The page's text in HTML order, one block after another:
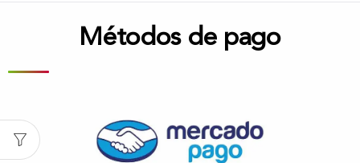
Métodos de pago